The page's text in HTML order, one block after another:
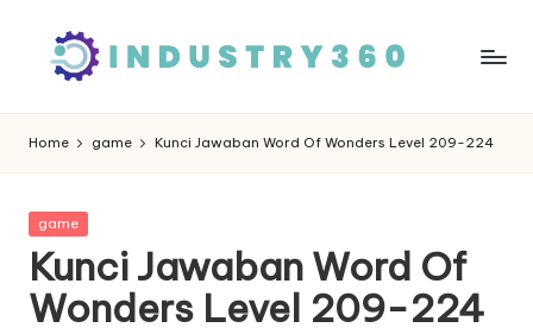
Home game Kunci Jawaban Word Of Wonders Level 209-224
Posted
game
Kunci Jawaban Word Of
Wonders Level 209-224